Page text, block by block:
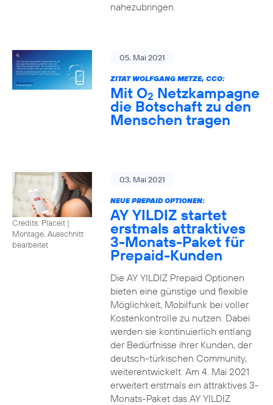
nahezubringen.
05. Mai 2021
ZITAT WOLFGANG METZE, CCO:
Mit O2 Netzkampagne
die Botschaft zu den
Menschen tragen
Credits: Placeit |
Montage, Ausschnitt
bearbeitet
03. Mai 2021
NEUE PREPAID OPTIONEN:
AY YILDIZ startet
erstmals attraktives
3-Monats-Paket für
Prepaid-Kunden
Die AY YILDIZ Prepaid Optionen
bieten eine günstige und flexible
Möglichkeit, Mobilfunk bei voller
Kostenkontrolle zu nutzen. Dabei
werden sie kontinuierlich entlang
der Bedürfnisse ihrer Kunden, der
deutsch-türkischen Community,
weiterentwickelt. Am 4. Mai 2021
erweitert erstmals ein attraktives 3-
Monats-Paket das AY YILDIZ